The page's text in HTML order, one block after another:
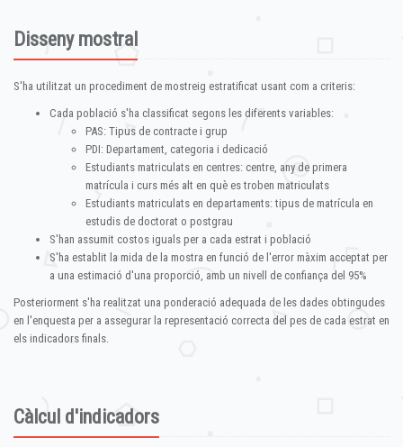
Disseny mostral
S'ha utilitzat un procediment de mostreig estratificat usant com a criteris:
Cada població s'ha classificat segons les diferents variables:
PAS: Tipus de contracte i grup
PDI: Departament, categoria i dedicació
Estudiants matriculats en centres: centre, any de primera
matrícula i curs més alt en què es troben matriculats
Estudiants matriculats en departaments: tipus de matrícula en
estudis de doctorat o postgrau
S'han assumit costos iguals per a cada estrat i població
S'ha establit la mida de la mostra en funció de l'error màxim acceptat per
a una estimació d'una proporció, amb un nivell de confiança del 95%
Posteriorment s'ha realitzat una ponderació adequada de les dades obtingudes
en l'enquesta per a assegurar la representació correcta del pes de cada estrat en
els indicadors finals.
Càlcul d'indicadors